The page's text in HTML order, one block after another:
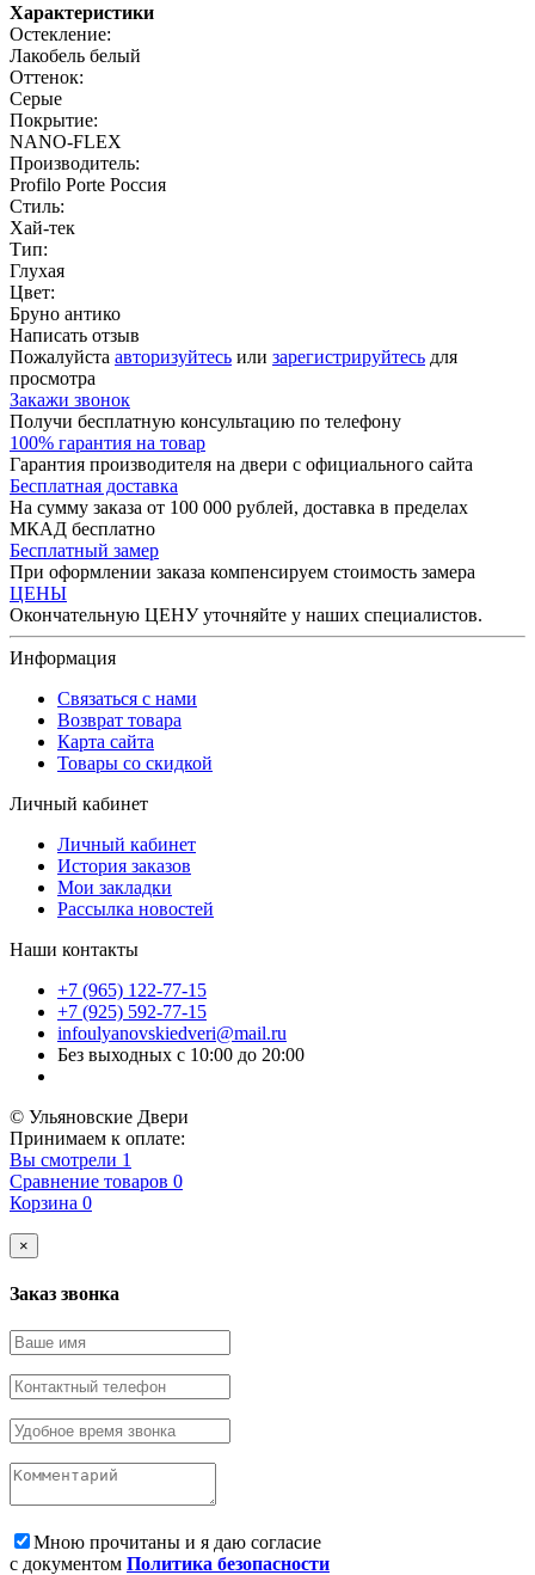
Характеристики
Остекление:
Лакобель белый
Оттенок:
Серые
Покрытие:
NANO-FLEX
Производитель:
Profilo Porte Россия
Стиль:
Хай-тек
Тип:
Глухая
Цвет:
Бруно антико
Написать отзыв
Пожалуйста авторизуйтесь или зарегистрируйтесь для
просмотра
Закажи звонок
Получи бесплатную консультацию по телефону
100% гарантия на товар
Гарантия производителя на двери с официального сайта
Бесплатная доставка
На сумму заказа от 100 000 рублей, доставка в пределах
МКАД бесплатно
Бесплатный замер
При оформлении заказа компенсируем стоимость замера
ЦЕНЫ
Окончательную ЦЕНУ уточняйте у наших специалистов.
Информация
Связаться с нами
Возврат товара
Карта сайта
Товары со скидкой
Личный кабинет
Личный кабинет
История заказов
Мои закладки
Рассылка новостей
Наши контакты
+7 (965) 122-77-15
+7 (925) 592-77-15
infoulyanovskiedveri@mail.ru
Без выходных с 10:00 до 20:00
© Ульяновские Двери
Принимаем к оплате:
Вы смотрели 1
Сравнение товаров 0
Корзина 0
×
Заказ звонка
Мною прочитаны и я даю согласие
с документом Политика безопасности